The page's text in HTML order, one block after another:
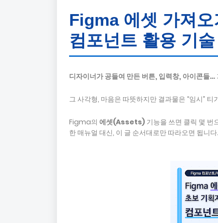
Figma 에셋 가져
컴포넌트 활용 기술
디자이너가 공들여 만든 버튼, 입력창, 아이콘들…
그 사각형, 마음은 따뜻하지만 결과물은 “임시” 티
Figma의 에셋(Assets) 기능을 쓰면 클릭 몇 번
한 매뉴얼 대신, 이 글 순서대로만 따라오면 됩니다.